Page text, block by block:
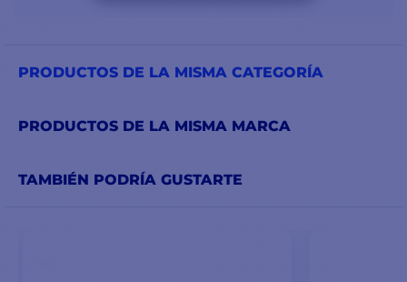
PRODUCTOS DE LA MISMA CATEGORÍA
PRODUCTOS DE LA MISMA MARCA
TAMBIÉN PODRÍA GUSTARTE